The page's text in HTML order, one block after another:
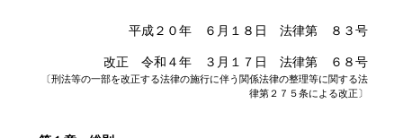
平成２０年 ６月１８日 法律第 ８３号
改正 令和４年 ３月１７日 法律第 ６８号
〔刑法等の一部を改正する法律の施行に伴う関係法律の整理等に関する法
律第２７５条による改正〕